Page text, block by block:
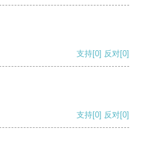
支持[0] 反对[0]
支持[0] 反对[0]